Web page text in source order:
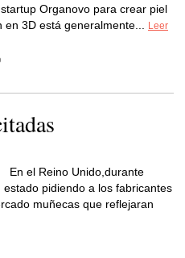
Organovo para crear piel
3D está generalmente...
Leer
En el Reino Unido,durante
pidiendo a los fabricantes
muñecas que reflejaran